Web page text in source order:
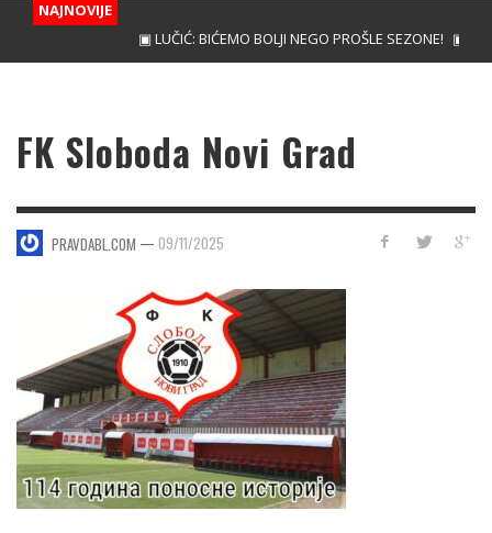
NAJNOVIJE
▣ LUČIĆ: BIĆEMO BOLJI NEGO PROŠLE SEZONE! ▣ KUNIĆ
FK Sloboda Novi Grad
PRAVDABL.COM — 09/11/2025